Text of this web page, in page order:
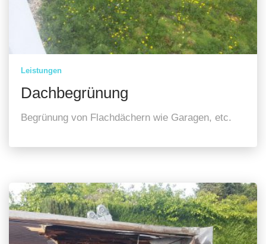
Leistungen
Dachbegrünung
Begrünung von Flachdächern wie Garagen, etc.